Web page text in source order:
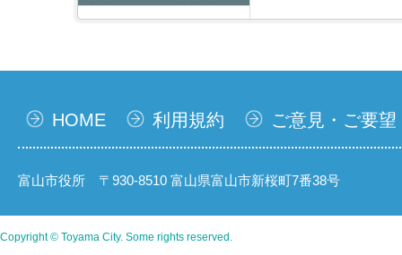
HOME 利用規約 ご意見・ご要望
富山市役所 〒930-8510 富山県富山市新桜町7番38号
Copyright © Toyama City. Some rights reserved.